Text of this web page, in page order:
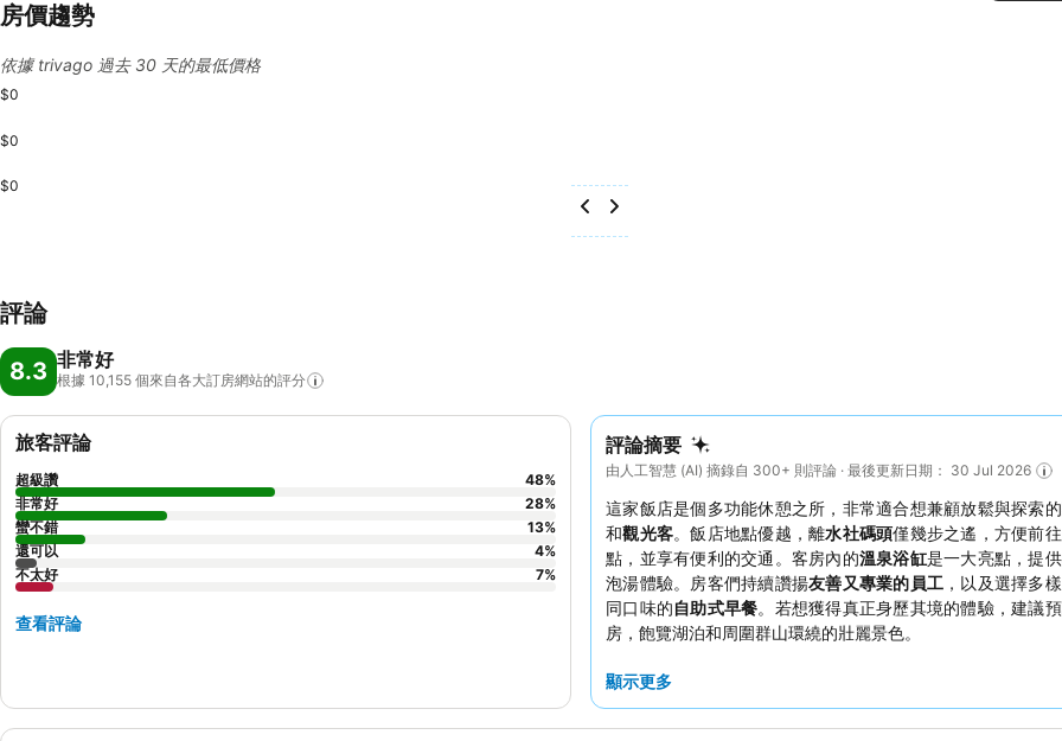
房價趨勢
依據 trivago 過去 30 天的最低價格
$0
$0
$0
評論
8.3 非常好
根據 10,155 個來自各大訂房網站的評分
評論摘要
由人工智慧 (AI) 摘錄自 300+ 則評論 · 最後更新日期： 30 Jul 2026
這家飯店是個多功能休憩之所，非常適合想兼顧放鬆與探索的
和觀光客。飯店地點優越，離水社碼頭僅幾步之遙，方便前
點，並享有便利的交通。客房內的溫泉浴缸是一大亮點，提
泡湯體驗。房客們持續讚揚友善又專業的員工 ，以及選擇多
同口味的自助式早餐。若想獲得真正身歷其境的體驗，建議
房，飽覽湖泊和周圍群山環繞的壯麗景色。
顯示更多
旅客評論
超級讚 48%
非常好
28%
蠻不錯
13%
還可以
4%
不太好
7%
查看評論